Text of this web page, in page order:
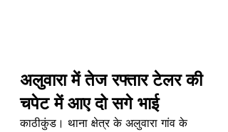
अलुवारा में तेज रफ्तार टेलर की
चपेट में आए दो सगे भाई
काठीकुंड। थाना क्षेत्र के अलुवारा गांव के